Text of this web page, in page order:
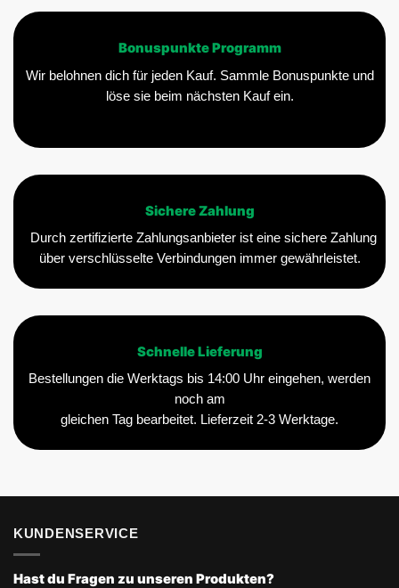
Bonuspunkte Programm
Wir belohnen dich für jeden Kauf. Sammle Bonuspunkte und
löse sie beim nächsten Kauf ein.
Sichere Zahlung
Durch zertifizierte Zahlungsanbieter ist eine sichere Zahlung
über verschlüsselte Verbindungen immer gewährleistet.
Schnelle Lieferung
Bestellungen die Werktags bis 14:00 Uhr eingehen, werden
noch am
gleichen Tag bearbeitet. Lieferzeit 2-3 Werktage.
KUNDENSERVICE
Hast du Fragen zu unseren Produkten?